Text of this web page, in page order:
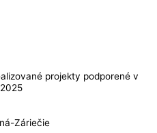
projekty podporené v
Záriečie